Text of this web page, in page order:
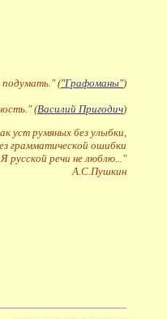
подумать." ("Графоманы")
(Василий Пригодич)
уст румяных без улыбки,
грамматической ошибки
Я русской речи не люблю..."
А.С.Пушкин